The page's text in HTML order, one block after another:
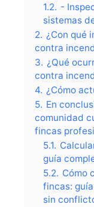
1.2. -
sistemas
2. ¿Con qué
contra
3. ¿Qué
contra
4. ¿Cómo
5. En
comunidad
fincas
5.1.
guía
5.2. Cómo
fincas:
sin